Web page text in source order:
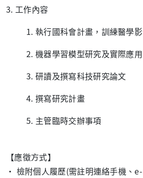
3. 工作內容
1. 執行國科會計畫，訓練醫學
2. 機器學習模型研究及實際應
3. 研讀及撰寫科技研究論文
4. 撰寫研究計畫
5. 主管臨時交辦事項
【應徵方式】
• 檢附個人履歷(需註明連絡手機、